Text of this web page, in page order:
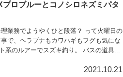
ロブルーとコノシロネズミパタ
業務でようやくひと段落？ って火曜日の
で、ヘラブナもカワハギもフグも気にな
系のルアーでスズキ釣り。 バスの道具...
2021.10.21